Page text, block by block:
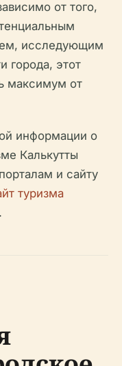
от того,
исследующим
города, этот
максимум от
информации о
Калькутты
и сайту
туризма